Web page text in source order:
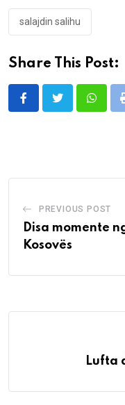
salajdin salihu
Share This Post:
PREVIOUS POST
Disa momente
Kosovës
Lufta